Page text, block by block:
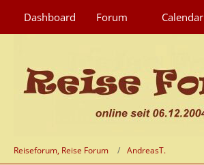
Dashboard Forum Calendar
Reiseforum, Reise Forum AndreasT.